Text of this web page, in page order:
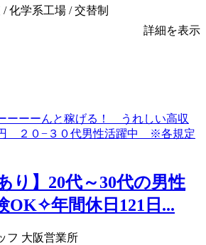
化学系工場 / 交替制
詳細を表示
り】20代～30代の男性
OK✧年間休日121日...
フ 大阪営業所